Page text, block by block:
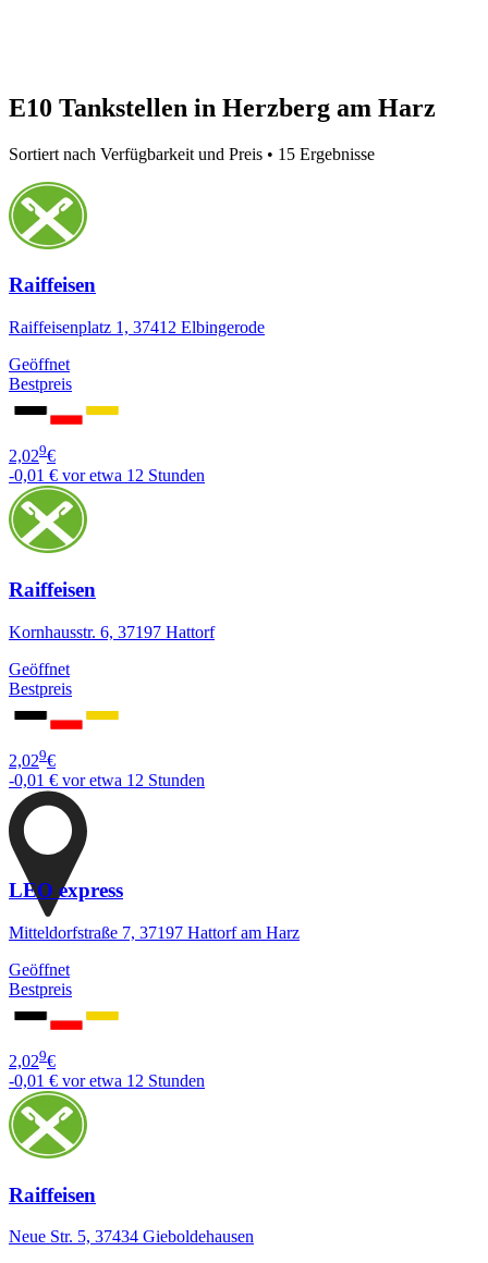
E10 Tankstellen in Herzberg am Harz
Sortiert nach Verfügbarkeit und Preis • 15 Ergebnisse
Raiffeisen
Raiffeisenplatz 1, 37412 Elbingerode
Geöffnet
Bestpreis
2,029€
-0,01 € vor etwa 12 Stunden
Raiffeisen
Kornhausstr. 6, 37197 Hattorf
Geöffnet
Bestpreis
2,029€
-0,01 € vor etwa 12 Stunden
LEO express
Mitteldorfstraße 7, 37197 Hattorf am Harz
Geöffnet
Bestpreis
2,029€
-0,01 € vor etwa 12 Stunden
Raiffeisen
Neue Str. 5, 37434 Gieboldehausen